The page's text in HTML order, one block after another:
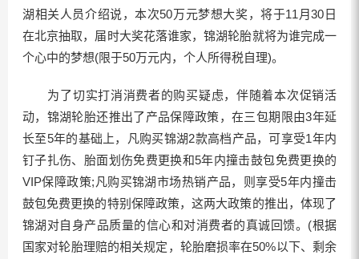
湖相关人员介绍说，本次50万元梦想大奖，将于11月30日
在北京抽取，届时大奖花落谁家，锦湖轮胎就将为谁完成一
个心中的梦想(限于50万元内，个人所得税自理)。
为了切实打消消费者的购买疑虑，伴随着本次促销活
动，锦湖轮胎还推出了产品保障政策，在三包期限由3年延
长至5年的基础上，凡购买锦湖2款高档产品，可享受1年内
钉子扎伤、胎面划伤免费更换和5年内撞击鼓包免费更换的
VIP保障政策;凡购买锦湖市场热销产品，则享受5年内撞击
鼓包免费更换的特别保障政策，这两大政策的推出，体现了
锦湖对自身产品质量的信心和对消费者的真诚回馈。(根据
国家对轮胎理赔的相关规定，轮胎磨损率在50%以下、剩余